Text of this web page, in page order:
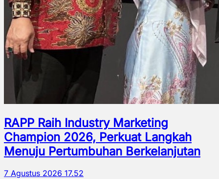
RAPP Raih Industry Marketing
Champion 2026, Perkuat Langkah
Menuju Pertumbuhan Berkelanjutan
7 Agustus 2026 17.52